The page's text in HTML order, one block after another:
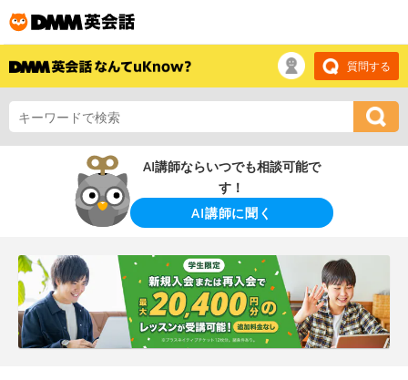
質問する
AI講師ならいつでも相談可能で
す！
AI講師に聞く